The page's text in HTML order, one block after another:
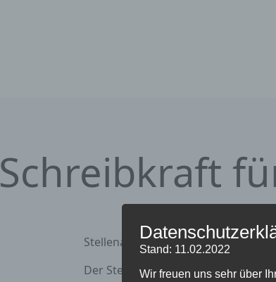
Schreibkraft
Stellenausschreibung
Der Stellenumfang beträgt zehn
Stand: 11.02.2022
Wir freuen uns sehr über